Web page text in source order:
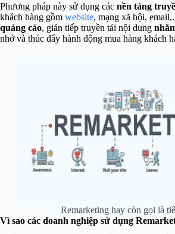
Phương pháp này sử dụng các nền tảng
khách hàng gồm website, mạng xã hội,
quảng cáo, gián tiếp truyền tải nội dung
nhở và thúc đẩy hành động mua hàng khách
Remarketing hay còn gọi là
Vì sao các doanh nghiệp sử dụng